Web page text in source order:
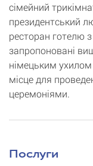
сімейний
президентський
ресторан готелю
запропоновані
німецьким ухилом
місце для
церемоніями.
Послуги